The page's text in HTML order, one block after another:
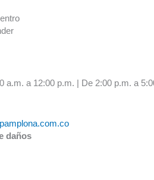
a.m. a 12:00 p.m. | De 2:00 p.m. a
daños